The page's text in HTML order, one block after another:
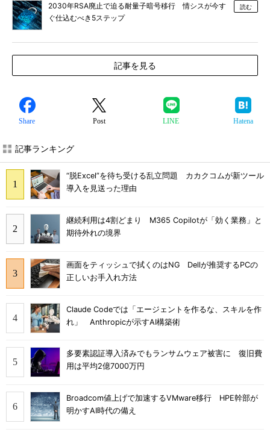
2030年RSA廃止で迫る耐量子暗号移行 情シスが今す
ぐ仕込むべき5ステップ
読む
記事を見る
Share Post LINE Hatena
記事ランキング
“脱Excel”を待ち受ける乱立問題 カカクコムが新ツール
導入を見送った理由
継続利用は4割どまり M365 Copilotが「効く業務」と
期待外れの境界
画面をティッシュで拭くのはNG Dellが推奨するPCの
正しいお手入れ方法
Claude Codeでは「エージェントを作るな、スキルを作
れ」 Anthropicが示すAI構築術
多要素認証導入済みでもランサムウェア被害に 復旧費
用は平均2億7000万円
Broadcom値上げで加速するVMware移行 HPE幹部が
明かすAI時代の備え